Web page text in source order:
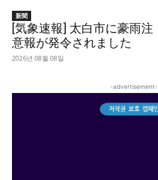
新聞
[気象速報] 太白市に豪雨注
意報が発令されました
2026년 08월 08일
-advertisement-